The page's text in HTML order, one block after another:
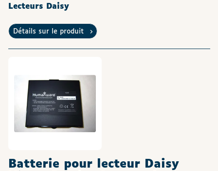
Lecteurs Daisy
Détails sur le produit
Batterie pour lecteur Daisy